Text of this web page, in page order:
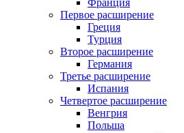
Франция
Первое расширение
Греция
Турция
Второе расширение
Германия
Третье расширение
Испания
Четвертое расширение
Венгрия
Польша